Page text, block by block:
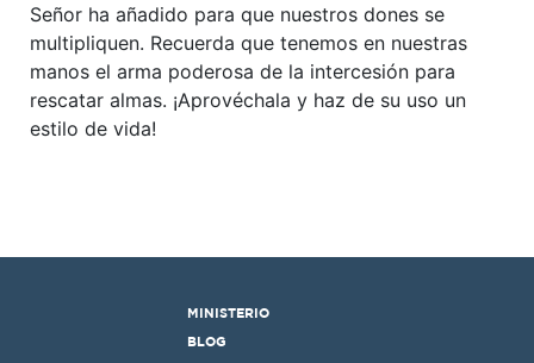
Señor ha añadido para que nuestros dones se
multipliquen. Recuerda que tenemos en nuestras
manos el arma poderosa de la intercesión para
rescatar almas. ¡Aprovéchala y haz de su uso un
estilo de vida!
MINISTERIO
BLOG